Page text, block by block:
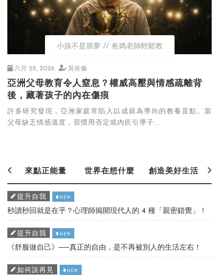
小孩不是噩夢 爸媽老師輕鬆教
六月 28, 2026 吳依倫
亞洲父母教育令人窒息？權威高壓與情感疏離背
後，藏著孩子的內在傷痕
許多研究發現，亞洲家庭常陷入以成就為導向的教養盲點。當
父母缺乏情感溫度，習慣用否定或內疚引導子...
來點正能量 世界在想什麼 創造美好生活
提升自我 NEW
秒讀秒回就是在乎？心理師揭開現代人的 4 種「親密錯覺」！
提升自我 NEW
《舒服做自己》──真正的自由，是不再被別人的生活左右！
如何說再見 NEW